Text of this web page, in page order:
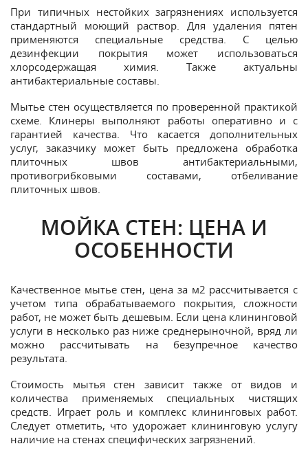
При типичных нестойких загрязнениях используется
стандартный моющий раствор. Для удаления пятен
применяются специальные средства. С целью
дезинфекции покрытия может использоваться
хлорсодержащая химия. Также актуальны
антибактериальные составы.
Мытье стен осуществляется по проверенной практикой
схеме. Клинеры выполняют работы оперативно и с
гарантией качества. Что касается дополнительных
услуг, заказчику может быть предложена обработка
плиточных швов антибактериальными,
противогрибковыми составами, отбеливание
плиточных швов.
МОЙКА СТЕН: ЦЕНА И
ОСОБЕННОСТИ
Качественное мытье стен, цена за м2 рассчитывается с
учетом типа обрабатываемого покрытия, сложности
работ, не может быть дешевым. Если цена клининговой
услуги в несколько раз ниже среднерыночной, вряд ли
можно рассчитывать на безупречное качество
результата.
Стоимость мытья стен зависит также от видов и
количества применяемых специальных чистящих
средств. Играет роль и комплекс клининговых работ.
Следует отметить, что удорожает клининговую услугу
наличие на стенах специфических загрязнений.